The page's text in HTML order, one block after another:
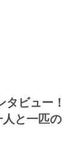
ビュー！
と一匹の